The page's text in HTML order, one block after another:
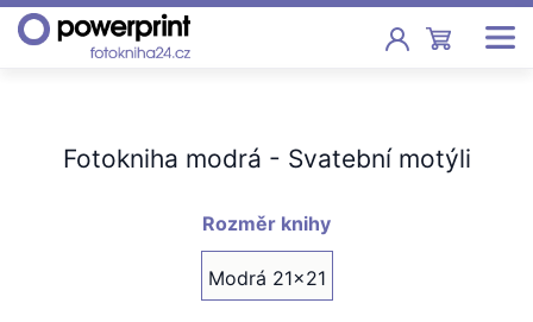
Pevná vazba, sešity, poukazy
Fotokalendáře
Fotokniha modrá - Svatební motýli
Rozměr knihy
Modrá 21x21